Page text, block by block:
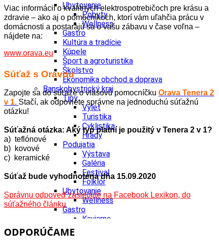
Ubytovanie
Pobyty
Wellness
Gastro
Kultúra a tradície
Kúpele
Šport a agroturistika
Školstvo
Ekonomika obchod a doprava
Banskobystrický kraj
Tipy
Výlet
Turistika
Cyklistika
Hrady
Podujatia
Výstava
Galéria
Festival
Folklór
Ubytovanie
Wellness
Gastro
Kaviarne
Kultúra a tradície
Kúpele
Viac informácií o kvalitných elektrospotrebičoch pre krásu a
zdravie – ako aj o pomocníkoch, ktorí vám uľahčia prácu v
domácnosti a postarajú sa o vašu zábavu v čase voľna –
nájdete na:
www.orava.eu
Súťaž s Oravou
Zapojte sa do súťaže o vlasovú pomocníčku Orava Tenera 2
v 1. Stačí, ak odpoviete správne na jednoduchú súťažnú
otázku!
Súťažná otázka: Aký typ platní je použitý v Tenera 2 v 1?
a) teflónové
b) kovové
c) keramické
Súťaž bude vyhodnotená dňa 15.09.2020
Správnu odpoveď zasielajte na Facebook Lexikon, do
súťažného článku
ODPORÚČAME